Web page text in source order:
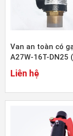
Van an toàn có
A27W-16T-DN25
34mm)
Liên hệ